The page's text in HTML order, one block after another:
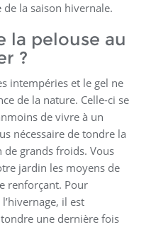
de la saison hivernale.
la pelouse au
?
intempéries et le gel ne
de la nature. Celle-ci se
de vivre à un
nécessaire de tondre la
grands froids. Vous
jardin les moyens de
renforçant. Pour
il est
une dernière fois